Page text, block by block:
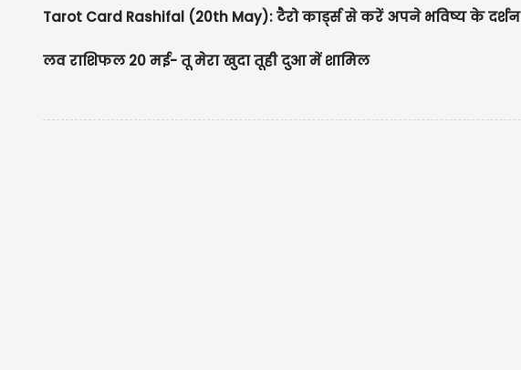
Tarot Card Rashifal (20th May): टैरो कार्ड्स से करें अपने भविष्य के दर्शन
लव राशिफल 20 मई- तू मेरा खुदा तूही दुआ में शामिल